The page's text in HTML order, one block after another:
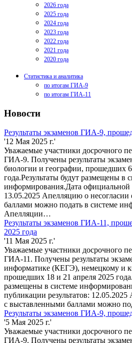
2026 года
2025 года
2024 года
2023 года
2022 года
2021 года
2020 года
Статистика и аналитика
по итогам ГИА-9
по итогам ГИА-11
Новости
Результаты экзаменов ГИА-9,
'12 Мая 2025 г.'
Уважаемые участники досрочного
ГИА-9. Получены результаты
биологии и географии, прошедших
года.Результаты будут размещены в
информирования.Дата официальной
13.05.2025 Апелляцию о
баллами можно подать в системе
Апелляции…
Результаты экзаменов ГИА-11,
2025 года
'11 Мая 2025 г.'
Уважаемые участники досрочного
ГИА-11. Получены результаты
информатике (КЕГЭ), немецкому и
прошедших 18 и 21 апреля 2025
размещены в системе
публикации результатов:
с выставленными баллами можно
Результаты экзаменов ГИА-9,
'5 Мая 2025 г.'
Уважаемые участники досрочного
ГИА-9. Получены результаты